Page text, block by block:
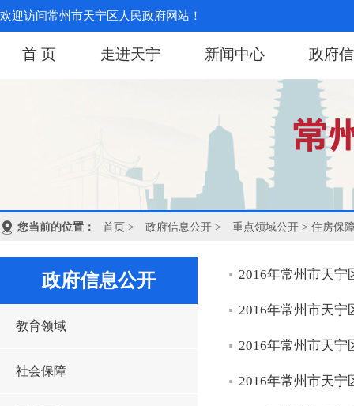
欢迎访问常州市天宁区人民政府网站！
首 页 走进天宁 新闻中心 政府
您当前的位置： 首页 > 政府信息公开 > 重点领域公开 > 住房保
政府信息公开
教育领域
社会保障
2016年常州市天宁
2016年常州市天宁
2016年常州市天宁
2016年常州市天宁